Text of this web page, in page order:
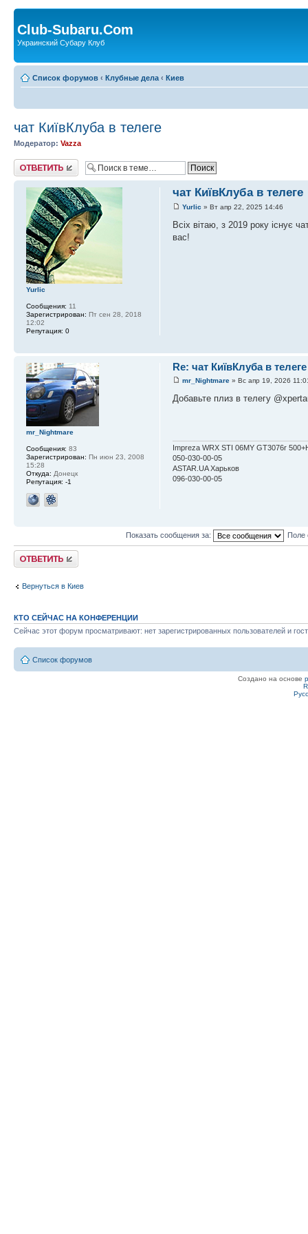
Club-Subaru.Com
Украинский Субару Клуб
Список форумов ‹ Клубные дела ‹ Киев
чат КиївКлуба в телеге
Модератор: Vazza
Ответить
чат КиївКлуба в телеге
Yurlic » Вт апр 22, 2025 14:46
Всіх вітаю, з 2019 року існує
вас!
Yurlic
Сообщения: 11
Зарегистрирован: Пт сен 28, 2018
12:02
Репутация: 0
Re: чат КиївКлуба в телеге
mr_Nightmare» Вс апр 19, 2026
Добавьте плиз в телегу
Impreza WRX STI 06MY GT3076r
050-030-00-05
ASTAR.UA Харьков
096-030-00-05
mr_Nightmare
Сообщения: 83
Зарегистрирован: Пн июн 23, 2008
15:28
Откуда: Донецк
Репутация: -1
Показать сообщения за: Поле
Ответить
Вернуться в Киев
КТО СЕЙЧАС НА КОНФЕРЕНЦИИ
Сейчас этот форум просматривают: нет зарегистрированных пользователей и
Список форумов
Создано на основе